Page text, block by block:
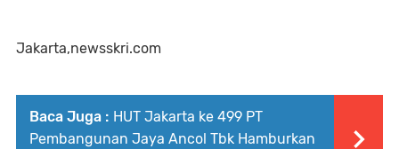
Jakarta,newsskri.com
Baca Juga : HUT Jakarta ke 499 PT
Pembangunan Jaya Ancol Tbk Hamburkan